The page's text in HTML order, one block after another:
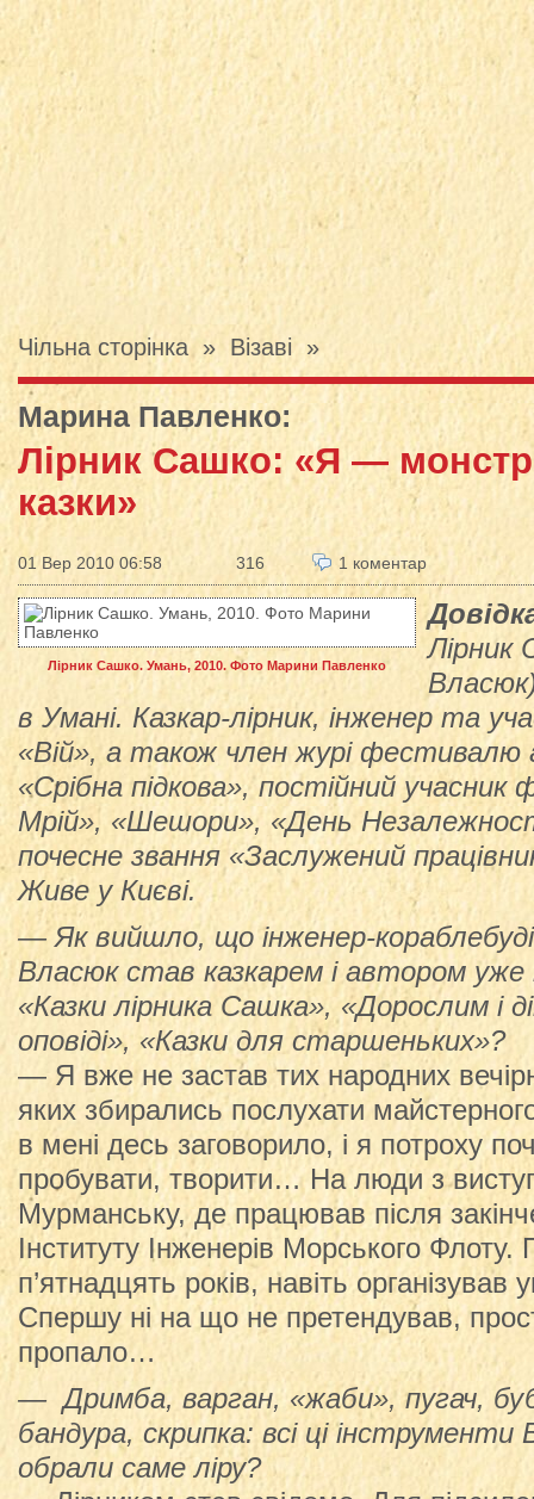
Чільна сторінка» Візаві »
Марина Павленко:
Лірник Сашко: «Я —
казки»
01 Вер 2010 06:58 316 1 коментар
Лірник Сашко. Умань, 2010. Фото Марини Павленко
Лірник
в Умані. Казкар-лірник, інженер та
«Вій», а також член журі фестивалю
«Срібна підкова», постійний учасник
Мрій», «Шешори», «День
почесне звання «Заслужений
Живе у Києві.
— Як вийшло, що інженер-
Власюк став казкарем і автором уже
«Казки лірника Сашка», «Дорослим і
оповіді», «Казки для старшеньких»?
— Я вже не застав тих народних
яких збирались послухати
в мені десь заговорило, і я потроху
пробувати, творити… На люди з
Мурманську, де працював після
Інституту Інженерів Морського
п’ятнадцять років, навіть організував
Спершу ні на що не претендував,
пропало…
— Дримба, варган, «жаби», пугач,
бандура, скрипка: всі ці інструменти
обрали саме ліру?